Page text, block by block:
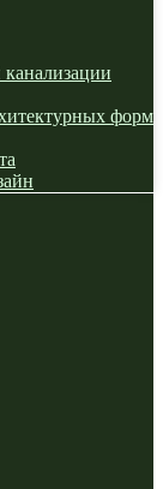
форм